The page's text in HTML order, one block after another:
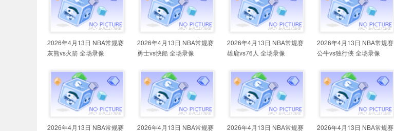
2026年4月13日 NBA常规赛
灰熊vs火箭 全场录像
2026年4月13日 NBA常规赛
勇士vs快船 全场录像
2026年4月13日 NBA常规赛
雄鹿vs76人 全场录像
2026年4月13日 NBA常规赛
公牛vs独行侠 全场录像
2026年4月13日 NBA常规赛 2026年4月13日 NBA常规赛 2026年4月13日 NBA常规赛 2026年4月13日 NBA常规赛